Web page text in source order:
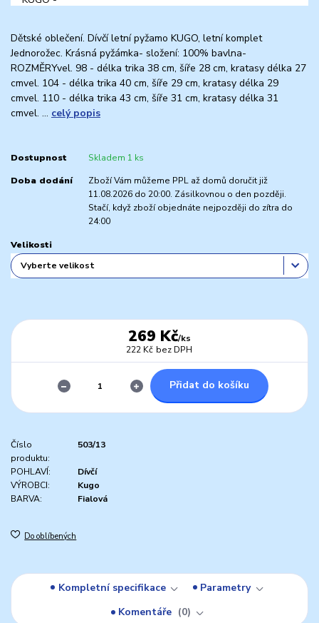
Dětské oblečení. Dívčí letní pyžamo KUGO, letní komplet
Jednorožec. Krásná pyžámka- složení: 100% bavlna-
ROZMĚRYvel. 98 - délka trika 38 cm, šíře 28 cm, kratasy délka 27
cmvel. 104 - délka trika 40 cm, šíře 29 cm, kratasy délka 29
cmvel. 110 - délka trika 43 cm, šíře 31 cm, kratasy délka 31
cmvel. ... celý popis
Dostupnost Skladem 1 ks
Doba dodání
Zboží Vám můžeme PPL až domů doručit již
11.08.2026 do 20:00. Zásilkovnou o den později.
Stačí, když zboží objednáte nejpozději do zítra do
24:00
Velikosti
269 Kč/ks
222 Kč bez DPH
Přidat do košíku
Číslo
produktu:
503/13
POHLAVÍ:
Dívčí
VÝROBCI:
Kugo
BARVA:
Fialová
Do oblíbených
Kompletní specifikace
Parametry
Komentáře
0